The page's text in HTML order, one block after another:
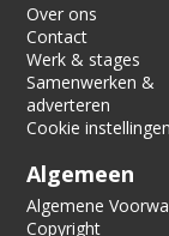
Over ons
Contact
Werk & stages
Samenwerken &
adverteren
Cookie instellingen
Algemeen
Algemene
Copyright